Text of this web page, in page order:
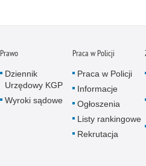
Prawo
Dziennik
Urzędowy KGP
Wyroki sądowe
Praca w Policji
Praca w Policji
Informacje
Ogłoszenia
Listy rankingowe
Rekrutacja